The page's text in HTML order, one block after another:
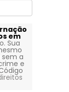
em
Sua
sem a
e